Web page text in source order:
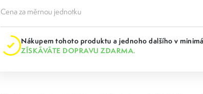
Cena za měrnou jednotku
Nákupem tohoto produktu a jednoho dalšího v
ZÍSKÁVÁTE DOPRAVU ZDARMA.